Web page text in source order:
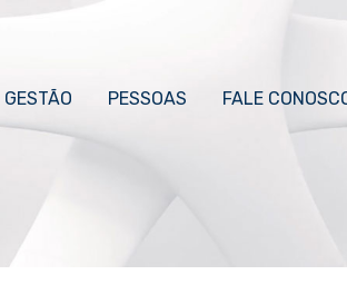
GESTÃO PESSOAS FALE